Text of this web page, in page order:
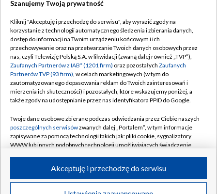
TVP
Abonament TVP
Emisja w TVP
Centrum informacji TVP
Naziemna Telewizja Cyfrowa
Rada Programowa
System NOS
Informacje o nadawcy
Program dla prasy
Regulamin TVP
Polityka prywatności
Moje zgody
Pomoc
Kontakt
Kanały
©2026 Telewizja Polska S.A. w likwidacji
Szanujemy Twoją prywatność
Kliknij "Akceptuję i przechodzę do serwisu", aby wyrazić zgody na
korzystanie z technologii automatycznego śledzenia i zbierania danych,
dostęp do informacji na Twoim urządzeniu końcowym i ich
przechowywanie oraz na przetwarzanie Twoich danych osobowych przez
nas, czyli Telewizję Polską S.A. w likwidacji (zwaną dalej również „TVP”),
Zaufanych Partnerów z IAB* (1201 firm) oraz pozostałych Zaufanych
Partnerów TVP (93 firm), w celach marketingowych (w tym do
zautomatyzowanego dopasowania reklam do Twoich zainteresowań i
mierzenia ich skuteczności) i pozostałych, które wskazujemy poniżej, a
także zgody na udostępnianie przez nas identyfikatora PPID do Google.
Twoje dane osobowe zbierane podczas odwiedzania przez Ciebie naszych
poszczególnych serwisówzwanych dalej „Portalem”, w tym informacje
zapisywane za pomocą technologii takich jak: pliki cookie, sygnalizatory
WWW lub innych podobnych technologii umożliwiających świadczenie
ruchu w Internecie.
Twoje dane osobowe zbierane podczas odwiedzania przez Ciebie
Akceptuję i przechodzę do serwisu